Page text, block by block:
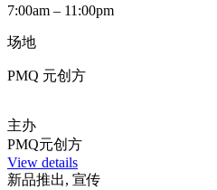
7:00am – 11:00pm
场地
PMQ 元创方
主办
PMQ元创方
View details
新品推出, 宣传